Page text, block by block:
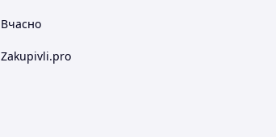
Вчасно
Zakupivli.pro